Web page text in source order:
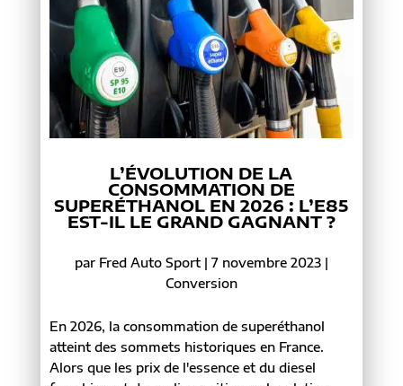
L’ÉVOLUTION DE LA
CONSOMMATION DE
SUPERÉTHANOL EN 2026 : L’E85
EST-IL LE GRAND GAGNANT ?
par Fred Auto Sport| 7 novembre 2023|
Conversion
En 2026, la consommation de superéthanol
atteint des sommets historiques en France.
Alors que les prix de l'essence et du diesel